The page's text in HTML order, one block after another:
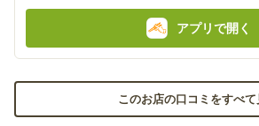
アプリで開く
このお店の口コミをすべて